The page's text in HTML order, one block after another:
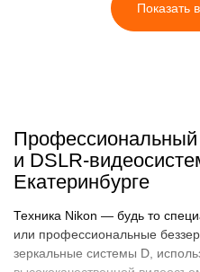
Показать
и DSLR-
Екатеринбурге
Техника Nikon — будь то
или профессиональные
зеркальные системы D,